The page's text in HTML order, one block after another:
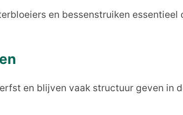
en bessenstruiken essentieel
en blijven vaak structuur geven in